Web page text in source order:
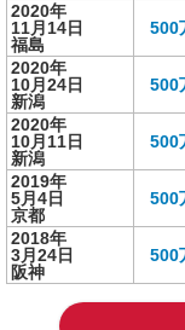
2020年
11月14日
福島
500
2020年
10月24日
新潟
500
2020年
10月11日
新潟
500
2019年
5月4日
京都
500
2018年
3月24日
阪神
500